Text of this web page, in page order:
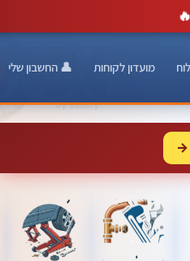
🔥
מועדון לקוחות 👤 החשבון שלי
→